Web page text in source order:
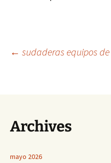
entradas
← sudaderas equipos
Archives
mayo 2026